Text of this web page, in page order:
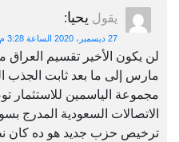
يقول يحيا:
27 ديسمبر، 2020 الساعة 3:28 م
لن يكون الأخير تقسيم
مارس إلى ما بعد ثابت الجذب
مجموعة الياسمين
الاتصالات السعودية المدرج
ترخيص حزب جديد هو ده كان